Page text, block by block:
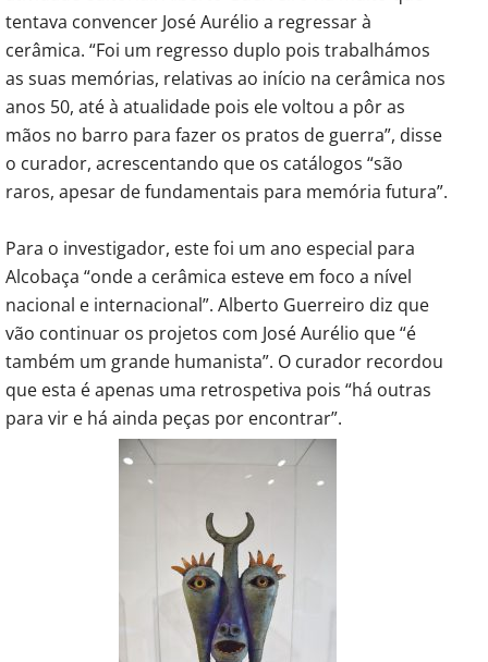
tentava convencer José Aurélio a regressar à
cerâmica. “Foi um regresso duplo pois trabalhámos
as suas memórias, relativas ao início na cerâmica nos
anos 50, até à atualidade pois ele voltou a pôr as
mãos no barro para fazer os pratos de guerra”, disse
o curador, acrescentando que os catálogos “são
raros, apesar de fundamentais para memória futura”.
Para o investigador, este foi um ano especial para
Alcobaça “onde a cerâmica esteve em foco a nível
nacional e internacional”. Alberto Guerreiro diz que
vão continuar os projetos com José Aurélio que “é
também um grande humanista”. O curador recordou
que esta é apenas uma retrospetiva pois “há outras
para vir e há ainda peças por encontrar”.